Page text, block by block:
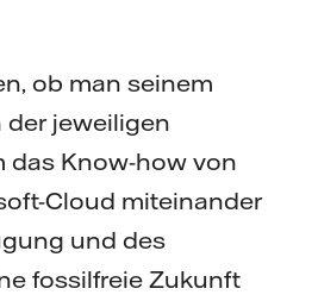
ob man seinem
der jeweiligen
das Know-how von
Cloud miteinander
und des
fossilfreie Zukunft